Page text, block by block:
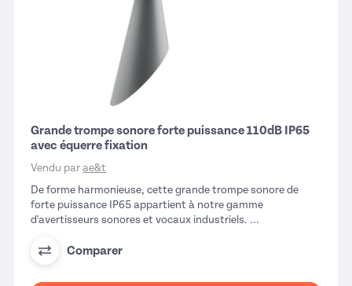
Grande trompe sonore forte puissance 110dB IP65
avec équerre fixation
Vendu par ae&t
De forme harmonieuse, cette grande trompe sonore de
forte puissance IP65 appartient à notre gamme
d'avertisseurs sonores et vocaux industriels. ...
Comparer